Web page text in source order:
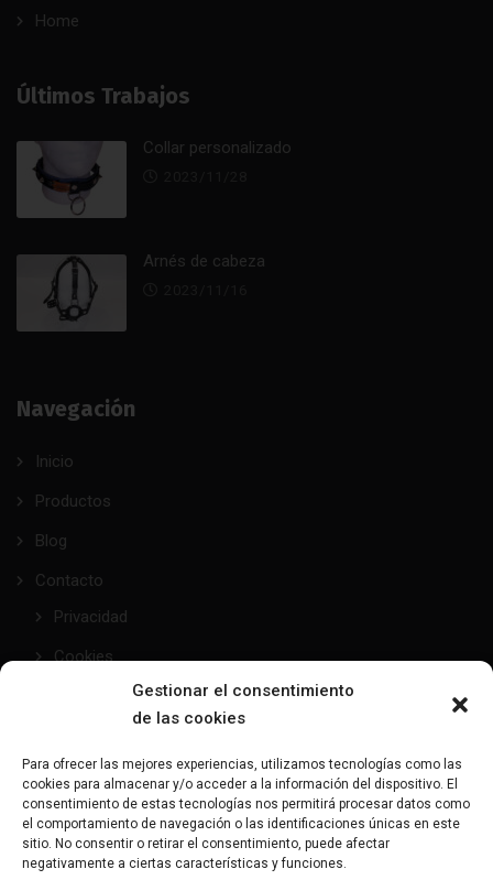
Gestionar el consentimiento
de las cookies
Para ofrecer las mejores experiencias, utilizamos tecnologías como las
cookies para almacenar y/o acceder a la información del dispositivo. El
consentimiento de estas tecnologías nos permitirá procesar datos como
el comportamiento de navegación o las identificaciones únicas en este
sitio. No consentir o retirar el consentimiento, puede afectar
negativamente a ciertas características y funciones.
Home
Últimos Trabajos
Collar personalizado
Arnés de cabeza
Navegación
Inicio
Productos
Blog
Contacto
Privacidad
Cookies
taller@mundofetish.com
Envía un email
(+34) 681 104 993